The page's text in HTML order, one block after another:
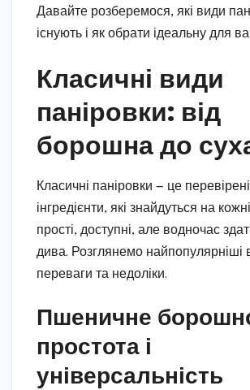
Давайте розберемося, які види
існують і як обрати ідеальну для
Класичні види
паніровки: від
борошна до
Класичні паніровки — це
інгредієнти, які знайдуться на
прості, доступні, але водночас
дива. Розглянемо найпопулярніші
переваги та недоліки.
Пшеничне
простота і
універсальність